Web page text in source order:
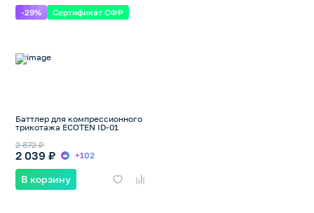
-29% Сертификат СФР
Баттлер для компрессионного
трикотажа ECOTEN ID-01
2 039 ₽
2 872 ₽
+102
В корзину